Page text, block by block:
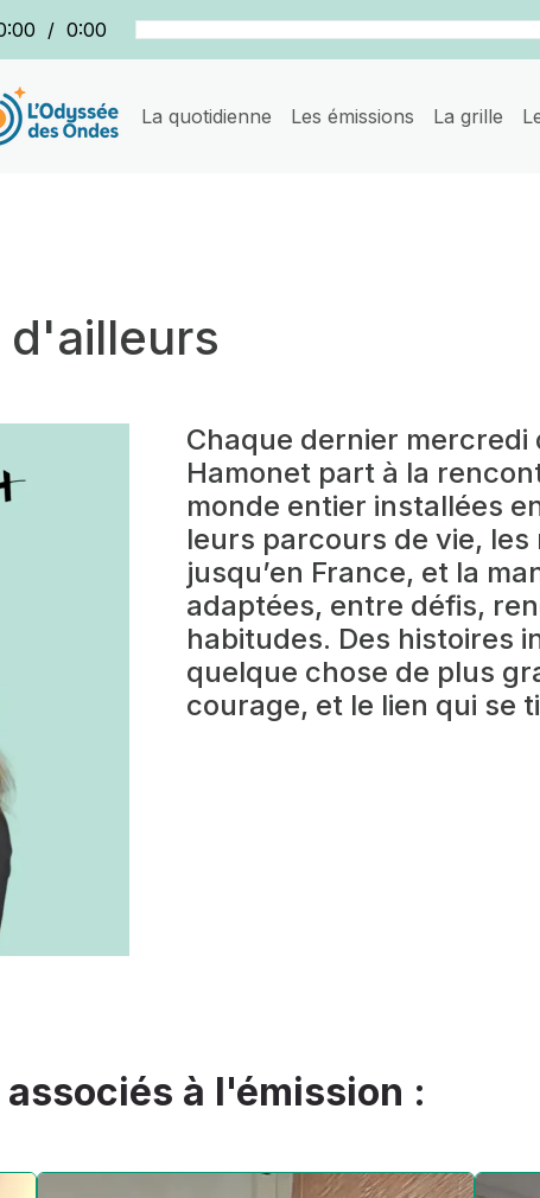
/ 0:00
La quotidienne Les émissions La grille
Chaque dernier mercredi
Hamonet part à la
monde entier installées
leurs parcours de vie,
jusqu’en France, et la
adaptées, entre défis,
habitudes. Des histoires
quelque chose de plus
courage, et le lien qui se
à l'émission :